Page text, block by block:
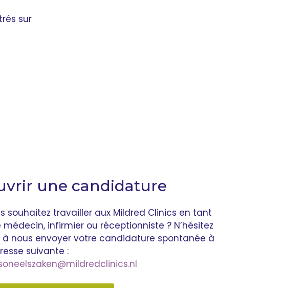
sur
une candidature
souhaitez travailler aux Mildred Clinics en tant
médecin, infirmier ou réceptionniste ? N’hésitez
à nous envoyer votre candidature spontanée à
suivante :